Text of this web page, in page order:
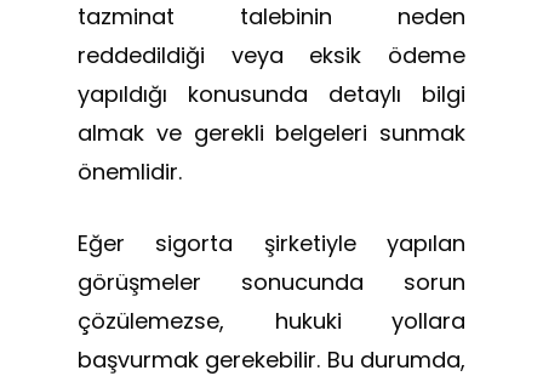
tazminat talebinin neden
reddedildiği veya eksik ödeme
yapıldığı konusunda detaylı bilgi
almak ve gerekli belgeleri sunmak
önemlidir.
Eğer sigorta şirketiyle yapılan
görüşmeler sonucunda sorun
çözülemezse, hukuki yollara
başvurmak gerekebilir. Bu durumda,